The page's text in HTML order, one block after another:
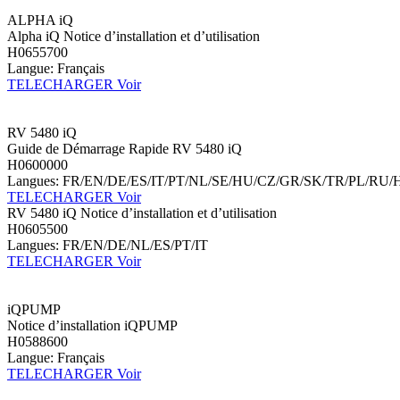
ALPHA iQ
Alpha iQ Notice d’installation et d’utilisation
H0655700
Langue: Français
TELECHARGER Voir
RV 5480 iQ
Guide de Démarrage Rapide RV 5480 iQ
H0600000
Langues: FR/EN/DE/ES/IT/PT/NL/SE/HU/CZ/GR/SK/TR/PL/RU/
TELECHARGER Voir
RV 5480 iQ Notice d’installation et d’utilisation
H0605500
Langues: FR/EN/DE/NL/ES/PT/IT
TELECHARGER Voir
iQPUMP
Notice d’installation iQPUMP
H0588600
Langue: Français
TELECHARGER Voir